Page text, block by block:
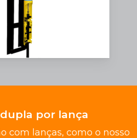
por lança
com lanças, como o nosso